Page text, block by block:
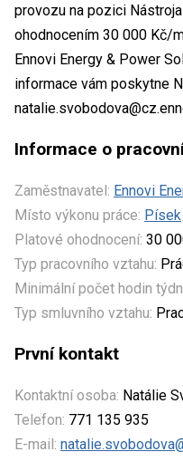
provozu na pozici
ohodnocením 30 000 Kč/
Ennovi Energy & Power
informace vám poskytne
Informace o
Zaměstnavatel: Ennovi
Místo výkonu práce: Písek
Platové ohodnocení: 30
Typ pracovního vztahu:
Minimální počet hodin
Typ smluvního vztahu:
První kontakt
Kontaktní osoba: Natálie
Telefon: 771 135 935
E-mail: